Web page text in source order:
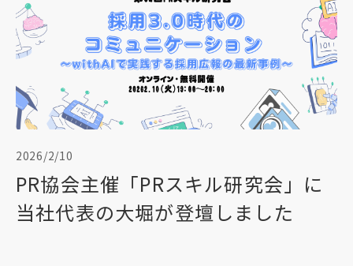
2026/2/10
PR協会主催「PRスキル研究会」に
当社代表の大堀が登壇しました